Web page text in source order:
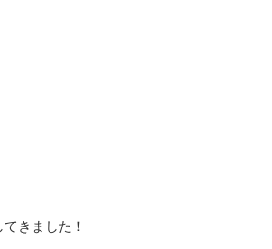
きました！